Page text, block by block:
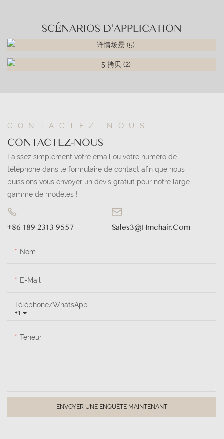
SCÉNARIOS D'APPLICATION
CONTACTEZ-NOUS
CONTACTEZ-NOUS
Laissez simplement votre email ou votre numéro de
téléphone dans le formulaire de contact afin que nous
puissions vous envoyer un devis gratuit pour notre large
gamme de modèles !
+86 189 2313 9557 Sales3@hmchair.com
Nom
E-Mail
+1
Téléphone/WhatsApp
Teneur
ENVOYER UNE ENQUÊTE MAINTENANT